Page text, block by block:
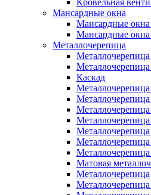
Кровельная
Мансардные окна
Мансардные
Мансардные
Металлочерепица
Металлочерепица
Каскад
Металлочерепица
Матовая
Металлочерепица